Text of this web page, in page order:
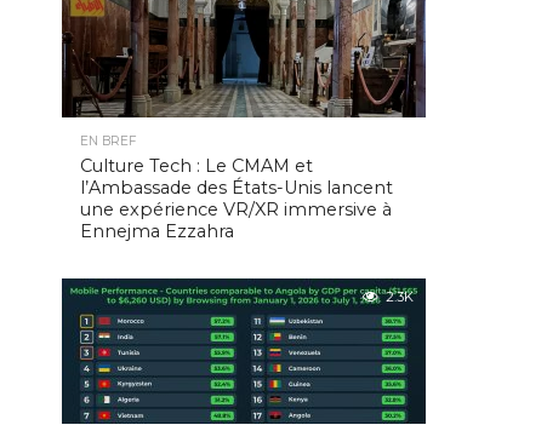
EN BREF
Culture Tech : Le CMAM et
l’Ambassade des États-Unis lancent
une expérience VR/XR immersive à
Ennejma Ezzahra
2.3K